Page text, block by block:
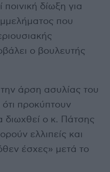
δίωξη για
που
ο βουλευτής
άρση ασυλίας του
προκύπτουν
διωχθεί ο κ. Πάτσης
ελλιπείς και
έσχες» μετά το